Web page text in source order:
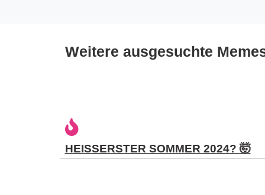
Weitere ausgesuchte
HEISSERSTER SOMMER 2024? 🤯